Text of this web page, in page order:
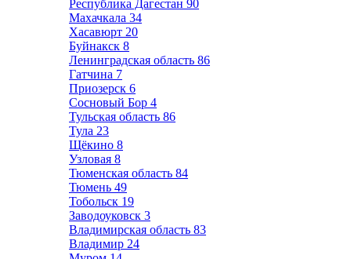
Республика Дагестан 90
Махачкала 34
Хасавюрт 20
Буйнакск 8
Ленинградская область 86
Гатчина 7
Приозерск 6
Сосновый Бор 4
Тульская область 86
Тула 23
Щёкино 8
Узловая 8
Тюменская область 84
Тюмень 49
Тобольск 19
Заводоуковск 3
Владимирская область 83
Владимир 24